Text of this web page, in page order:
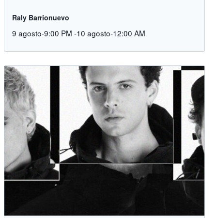
Raly Barrionuevo
9 agosto-9:00 PM -10 agosto-12:00 AM